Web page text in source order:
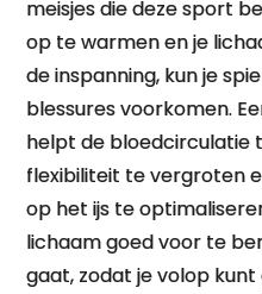
meisjes die deze sport
op te warmen en je
de inspanning, kun je
blessures voorkomen.
helpt de bloedcirculatie
flexibiliteit te vergroten
op het ijs te
lichaam goed voor te
gaat, zodat je volop